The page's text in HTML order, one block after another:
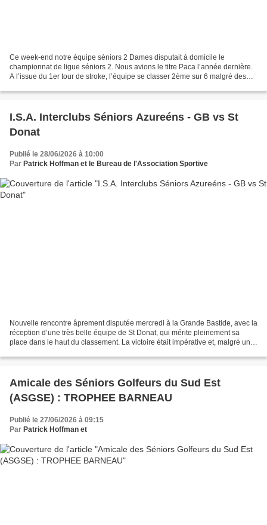
Ce week-end notre équipe séniors 2 Dames disputait à domicile le
championnat de ligue séniors 2. Nous avions le titre Paca l’année dernière.
A l’issue du 1er tour de stroke, l’équipe se classer 2ème sur 6 malgré des
I.S.A. Interclubs Séniors Azureéns - GB vs St
Donat
Publié le 28/06/2026 à 10:00
Par Patrick Hoffman et le Bureau de l'Association Sportive
Nouvelle rencontre âprement disputée mercredi à la Grande Bastide, avec la
réception d’une très belle équipe de St Donat, qui mérite pleinement sa
place dans le haut du classement. La victoire était impérative et, malgré une
Amicale des Séniors Golfeurs du Sud Est
(ASGSE) : TROPHEE BARNEAU
Publié le 27/06/2026 à 09:15
Par Patrick Hoffman et